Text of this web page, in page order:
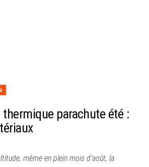
parachute été :
même en plein mois d’août, la